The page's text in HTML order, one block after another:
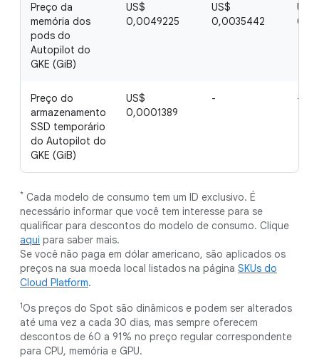
Preço da
memória dos
pods do
Autopilot do
GKE (GiB)
US$
0,0049225
US$
0,0035442
US$
Preço do
armazenamento
SSD temporário
do Autopilot do
GKE (GiB)
US$
0,0001389
- -
* Cada modelo de consumo tem um ID exclusivo. É
necessário informar que você tem interesse para se
qualificar para descontos do modelo de consumo. Clique
aqui para saber mais.
Se você não paga em dólar americano, são aplicados os
preços na sua moeda local listados na página SKUs do
Cloud Platform.
1Os preços do Spot são dinâmicos e podem ser alterados
até uma vez a cada 30 dias, mas sempre oferecem
descontos de 60 a 91% no preço regular correspondente
para CPU, memória e GPU.